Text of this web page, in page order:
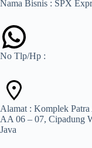
Nama Bisnis : SPX
No Tlp/Hp :
Alamat : Komplek
AA 06 – 07, Cipadung
Java